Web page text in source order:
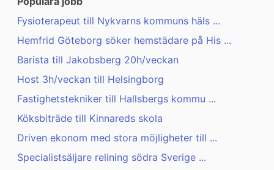
Fysioterapeut till Nykvarns kommuns häls ...
Hemfrid Göteborg söker hemstädare på His ...
Barista till Jakobsberg 20h/veckan
Host 3h/veckan till Helsingborg
Fastighetstekniker till Hallsbergs kommu ...
Köksbiträde till Kinnareds skola
Driven ekonom med stora möjligheter till ...
Specialistsäljare relining södra Sverige ...